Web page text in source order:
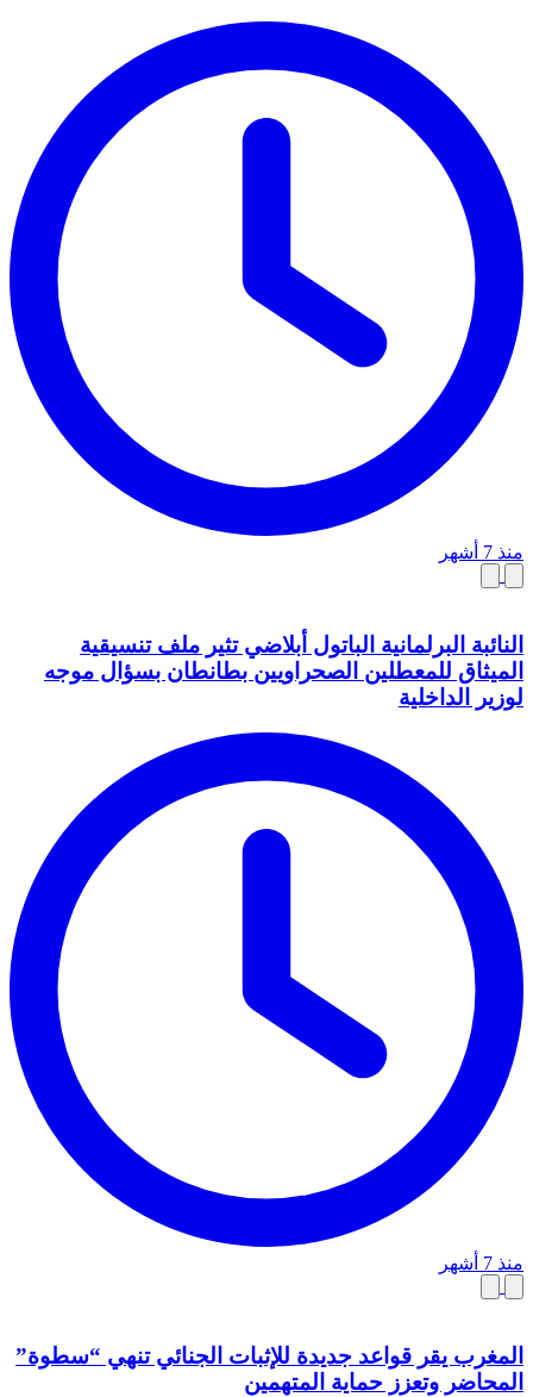
منذ 7 أشهر
النائبة البرلمانية الباتول أبلاضي تثير ملف تنسيقية
الميثاق للمعطلين الصحراويين بطانطان بسؤال موجه
لوزير الداخلية
منذ 7 أشهر
المغرب يقر قواعد جديدة للإثبات الجنائي تنهي “سطوة”
المحاضر وتعزز حماية المتهمين